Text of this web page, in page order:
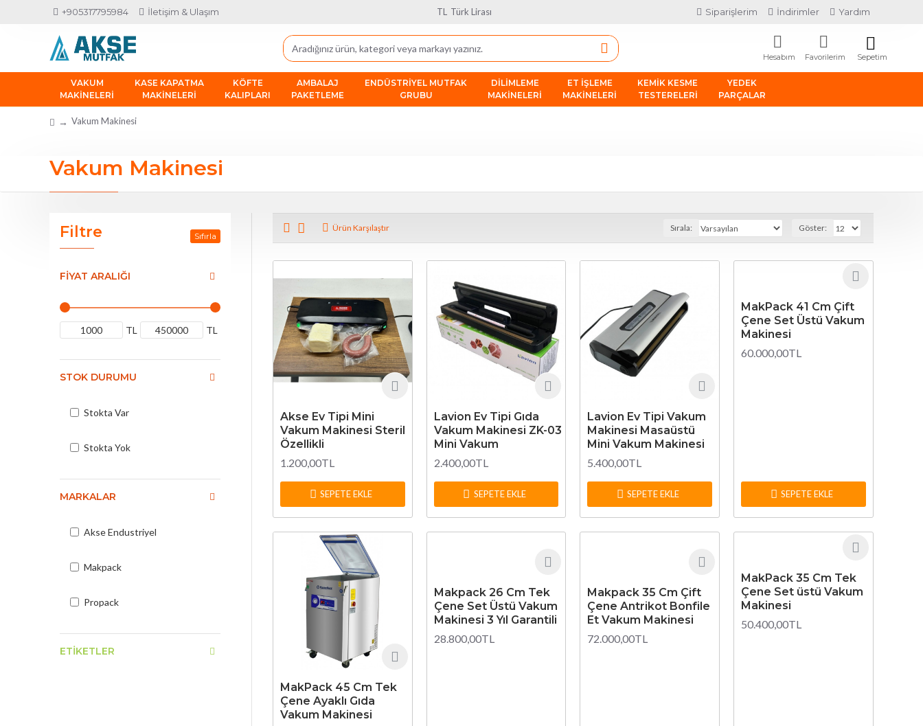
+905317795984 İletişim & Ulaşım TL Türk Lirası Siparişlerim İndirimler Yardım
Hesabım Favorilerim Sepetim
VAKUM
MAKINELERI
KASE KAPATMA
MAKINELERI
KÖFTE
KALIPLARI
AMBALAJ
PAKETLEME
ENDÜSTRIYEL MUTFAK
GRUBU
DILIMLEME
MAKINELERI
ET İŞLEME
MAKINELERI
KEMIK KESME
TESTERELERI
YEDEK
PARÇALAR
Vakum Makinesi
Vakum Makinesi
Filtre Sıfırla
FIYAT ARALIĞI
TL TL
MARKALAR
Akse Endustriyel
Makpack
Propack
ETIKETLER
STOK DURUMU
Stokta Var
Stokta Yok
Ürün Karşılaştır Sırala: Göster:
Akse Ev Tipi Mini
Vakum Makinesi Steril
Özellikli
1.200,00TL
SEPETE EKLE
Lavion Ev Tipi Gıda
Vakum Makinesi ZK-03
Mini Vakum
2.400,00TL
SEPETE EKLE
Lavion Ev Tipi Vakum
Makinesi Masaüstü
Mini Vakum Makinesi
5.400,00TL
SEPETE EKLE
MakPack 41 Cm Çift
Çene Set Üstü Vakum
Makinesi
60.000,00TL
SEPETE EKLE
MakPack 45 Cm Tek
Çene Ayaklı Gıda
Vakum Makinesi
Makpack 26 Cm Tek
Çene Set Üstü Vakum
Makinesi 3 Yıl Garantili
28.800,00TL
Makpack 35 Cm Çift
Çene Antrikot Bonfile
Et Vakum Makinesi
72.000,00TL
MakPack 35 Cm Tek
Çene Set üstü Vakum
Makinesi
50.400,00TL